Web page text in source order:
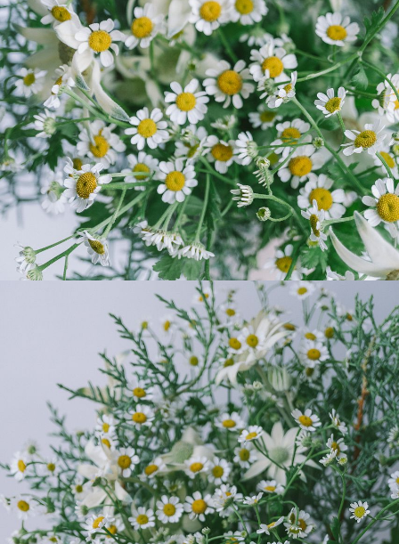
写真と同じものが届く？
商品ページに掲載している写真は、実際にお届けする商
品を撮影したものです。お花は生き物なので、どうして
も色味やサイズ・咲き方に個体差はありますが、できる
だけ写真のイメージに近いものをお届けできるように人
の目でチェックをしています。
よくある質問
Q. 毎月自動でお花が届くサービスですか？
いいえ、毎月自動でお届けするサービスではありません。好
きな時に好きな花をご注文いただけます。
Q. 配送できないエリアはありますか？
ただいま沖縄・離島エリアへの配送には対応しておりませ
ん。ご了承ください。
Q. 配送日時は指定できますか？